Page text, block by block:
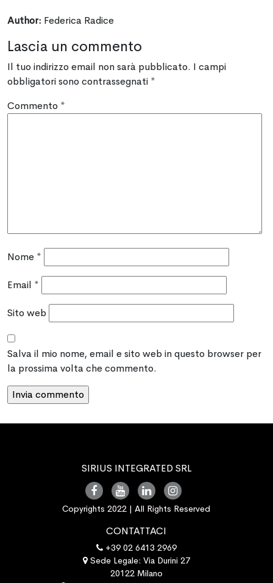
Author: Federica Radice
Lascia un commento
Il tuo indirizzo email non sarà pubblicato. I campi
obbligatori sono contrassegnati *
Commento *
Nome *
Email *
Sito web
Salva il mio nome, email e sito web in questo browser per
la prossima volta che commento.
SIRIUS INTEGRATED SRL
Copyrights 2022 | All Rights Reserved
CONTATTACI
+39 02 6413 2969
Sede Legale: Via Durini 27
20122 Milano